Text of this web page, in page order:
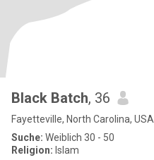
Black Batch, 36
Fayetteville, North Carolina, USA
Suche: Weiblich 30 - 50
Religion: Islam